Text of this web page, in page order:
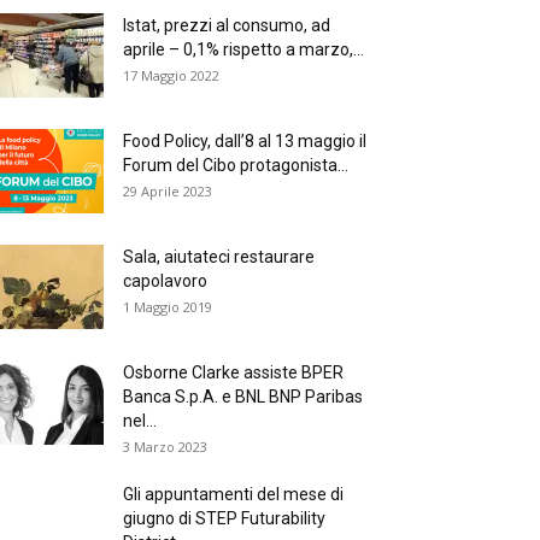
Istat, prezzi al consumo, ad
aprile – 0,1% rispetto a marzo,...
17 Maggio 2022
Food Policy, dall’8 al 13 maggio il
Forum del Cibo protagonista...
29 Aprile 2023
Sala, aiutateci restaurare
capolavoro
1 Maggio 2019
Osborne Clarke assiste BPER
Banca S.p.A. e BNL BNP Paribas
nel...
3 Marzo 2023
Gli appuntamenti del mese di
giugno di STEP Futurability